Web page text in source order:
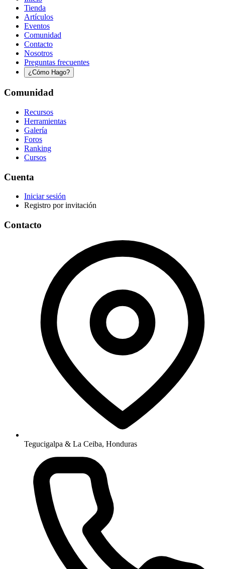
Tienda
Artículos
Eventos
Comunidad
Contacto
Nosotros
Preguntas frecuentes
¿Cómo Hago?
Comunidad
Recursos
Herramientas
Galería
Foros
Ranking
Cursos
Cuenta
Iniciar sesión
Registro por invitación
Contacto
Tegucigalpa & La Ceiba, Honduras